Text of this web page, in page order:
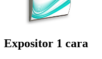
Expositor 1 cara